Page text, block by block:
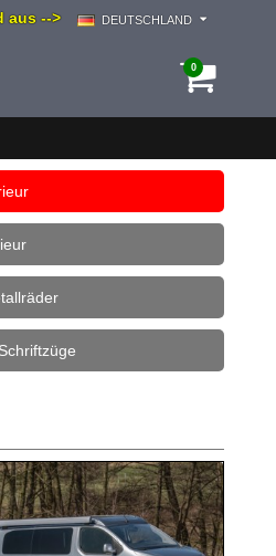
aus --> DEUTSCHLAND
0